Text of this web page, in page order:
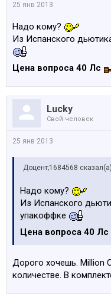
25 янв 2013
Надо кому?
Из Испанского
Цена вопроса 40 Лс
Lucky
Свой человек
25 янв 2013
Доцент;1684568
Надо кому?
Из Испанского
упакоффке
Цена вопроса 40 Лс
Дорого хочешь. Million
количестве. В